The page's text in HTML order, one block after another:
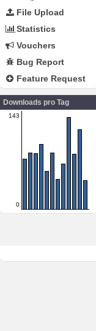
File Upload
Statistics
Vouchers
Bug Report
Feature Request
Downloads pro Tag
143
0